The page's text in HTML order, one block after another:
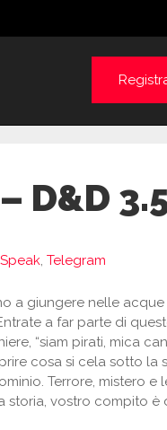
D&D
, Telegram
a giungere nelle
a far parte di
“siam pirati, mica
cosa si cela sotto la
Terrore, mistero e
vostro compito è